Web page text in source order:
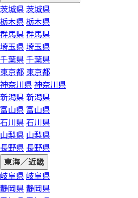
茨城県 茨城県
栃木県 栃木県
群馬県 群馬県
埼玉県 埼玉県
千葉県 千葉県
東京都 東京都
神奈川県 神奈川県
新潟県 新潟県
富山県 富山県
石川県 石川県
山梨県 山梨県
長野県 長野県
東海／近畿
岐阜県 岐阜県
静岡県 静岡県